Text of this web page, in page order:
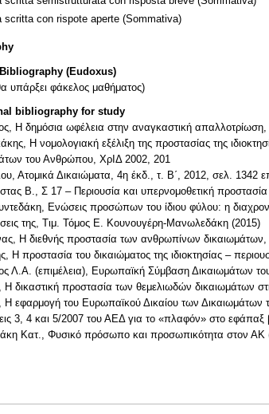
scritta con rispote aperte (Sommativa)
(Eudoxus)
υπάρξει φάκελος μαθήματος)
bibliography for study
Η δημόσια ωφέλεια στην αναγκαστική
Η νομολογιακή εξέλιξη της προστασίας της
του Ανθρώπου, ΧρΙΔ 2002, 201
Ατομικά Δικαιώματα, 4η έκδ., τ. Β΄, 2012, σελ. 1342
Β., Σ 17 – Περιουσία και υπερνομοθετική
Ενώσεις προσώπων του ίδιου φύλου: η
της, Τιμ. Τόμος Ε. Κουνουγέρη-Μανωλεδάκη (2015)
Η διεθνής προστασία των ανθρωπίνων
Η προστασία του δικαιώματος της ιδιοκτησίας –
Λ.Α. (επιμέλεια), Ευρωπαϊκή Σύμβαση Δικαιωμάτων
Η δικαστική προστασία των θεμελιωδών δικαιωμάτων
Η εφαρμογή του Ευρωπαϊκού Δικαίου των Δικαιωμάτων
3, 4 και 5/2007 του ΑΕΔ για το «πλαφόν» στο
Κατ., Φυσικό πρόσωπο και προσωπικότητα στον ΑΚ